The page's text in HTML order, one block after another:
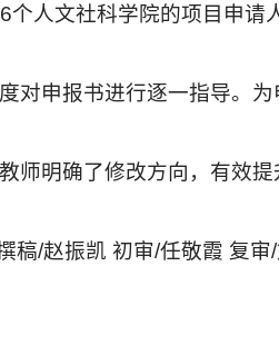
人文社科学院的项目申请
对申报书进行逐一指导。
师明确了修改方向，有效
稿/赵振凯 初审/任敬霞 复审